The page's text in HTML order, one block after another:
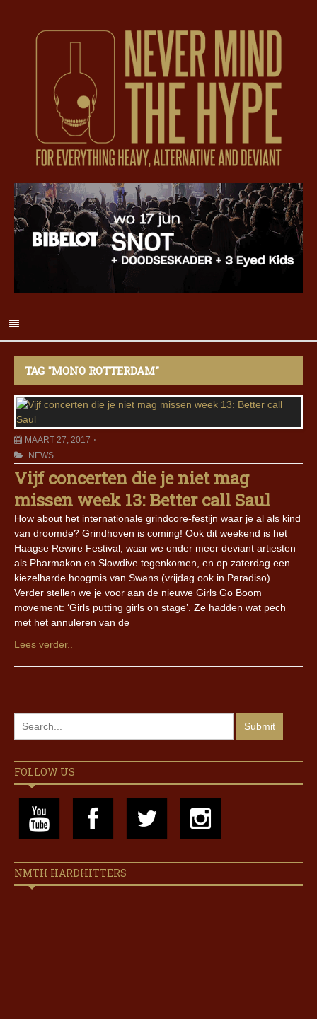
TAG "MONO ROTTERDAM"
MAART 27, 2017
NEWS
Vijf concerten die je niet mag
missen week 13: Better call Saul
How about het internationale grindcore-festijn waar je al als kind
van droomde? Grindhoven is coming! Ook dit weekend is het
Haagse Rewire Festival, waar we onder meer deviant artiesten
als Pharmakon en Slowdive tegenkomen, en op zaterdag een
kiezelharde hoogmis van Swans (vrijdag ook in Paradiso).
Verder stellen we je voor aan de nieuwe Girls Go Boom
movement: ‘Girls putting girls on stage’. Ze hadden wat pech
met het annuleren van de
Lees verder..
FOLLOW US
NMTH HARDHITTERS